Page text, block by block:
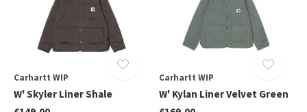
Carhartt WIP
W' Skyler Liner Shale
Carhartt WIP
W' Kylan Liner Velvet Green